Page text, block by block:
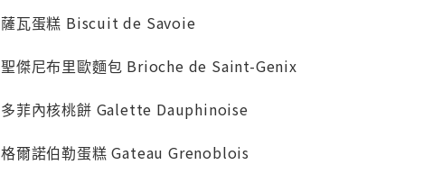
薩瓦蛋糕 Biscuit de Savoie
聖傑尼布里歐麵包 Brioche de Saint-Genix
多菲內核桃餅 Galette Dauphinoise
格爾諾伯勒蛋糕 Gateau Grenoblois